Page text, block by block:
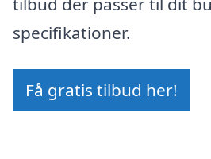
specifikationer.
Få gratis tilbud her!